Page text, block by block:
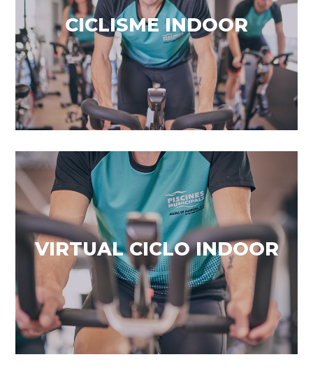
CICLISME INDOOR
Entrenament per potència
VEURE MÉS
VIRTUAL CICLO INDOOR
Resistència & tonificació
VEURE MÉS